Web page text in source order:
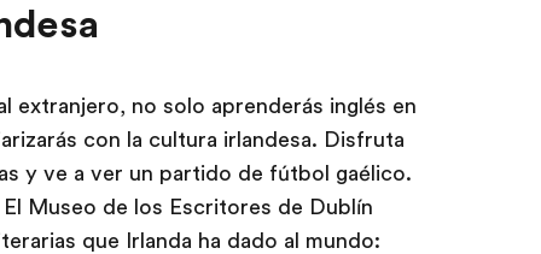
extranjero, no solo aprenderás inglés en
con la cultura irlandesa. Disfruta
y ve a ver un partido de fútbol gaélico.
Museo de los Escritores de Dublín
que Irlanda ha dado al mundo: